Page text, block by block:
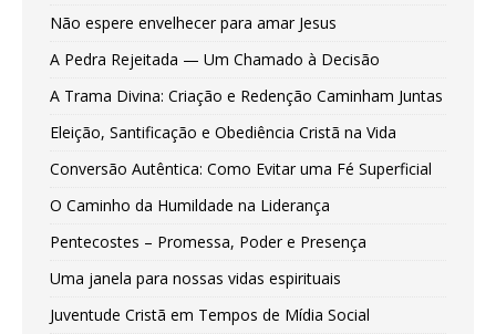
Não espere envelhecer para amar Jesus
A Pedra Rejeitada — Um Chamado à Decisão
A Trama Divina: Criação e Redenção Caminham Juntas
Eleição, Santificação e Obediência Cristã na Vida
Conversão Autêntica: Como Evitar uma Fé Superficial
O Caminho da Humildade na Liderança
Pentecostes – Promessa, Poder e Presença
Uma janela para nossas vidas espirituais
Juventude Cristã em Tempos de Mídia Social